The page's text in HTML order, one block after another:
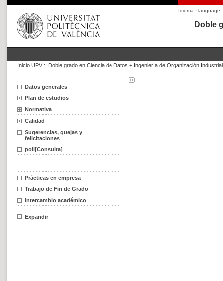
Idioma · language
Doble
Inicio UPV :: Doble grado en Ciencia de Datos + Ingeniería de Organización Industrial
Datos generales
Plan de estudios
Normativa
Calidad
Sugerencias, quejas y
felicitaciones
poli[Consulta]
Prácticas en empresa
Trabajo de Fin de Grado
Intercambio académico
Expandir